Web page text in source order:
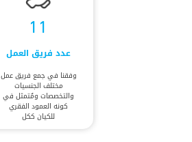
11
عدد فريق العمل
وفقنا في جمع فريق عمل
مختلف الجنسيات
والتخصصات ومُتمثل في
كونه العمود الفقري
للكيان ككل